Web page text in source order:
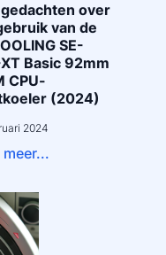
over
van de
SE-
Basic 92mm
CPU-
(2024)
2024
meer...